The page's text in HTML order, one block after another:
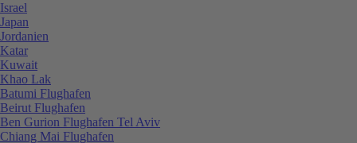
Israel
Japan
Jordanien
Katar
Kuwait
Khao Lak
Batumi Flughafen
Beirut Flughafen
Ben Gurion Flughafen Tel Aviv
Chiang Mai Flughafen